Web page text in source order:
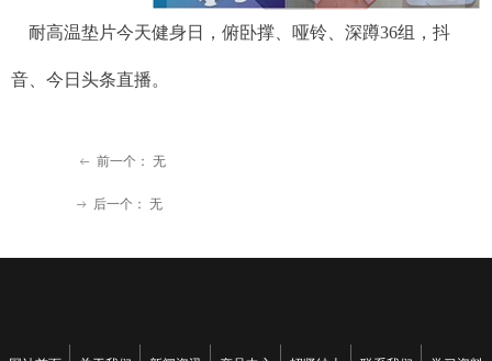
ꂃ 前一个： 无
ꁹ 后一个： 无
耐高温垫片今天健身日，俯卧撑、哑铃、深蹲36组，抖
音、今日头条直播。